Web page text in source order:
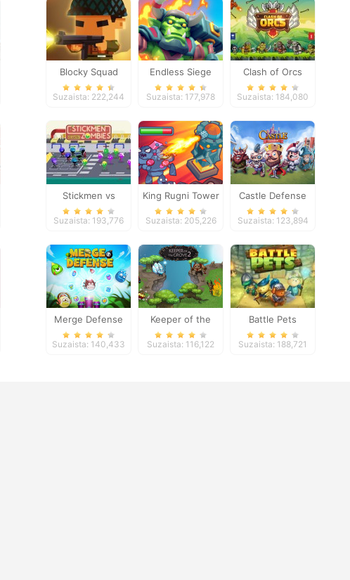
Blocky Squad
Suzaista: 222,244
Endless Siege
Suzaista: 177,978
Clash of Orcs
Suzaista: 184,080
Stickmen vs
Zombies
Suzaista: 193,776
King Rugni Tower
Defense
Suzaista: 205,226
Castle Defense
Suzaista: 123,894
Merge Defense
Suzaista: 140,433
Keeper of the
Grove 2
Suzaista: 116,122
Battle Pets
Suzaista: 188,721